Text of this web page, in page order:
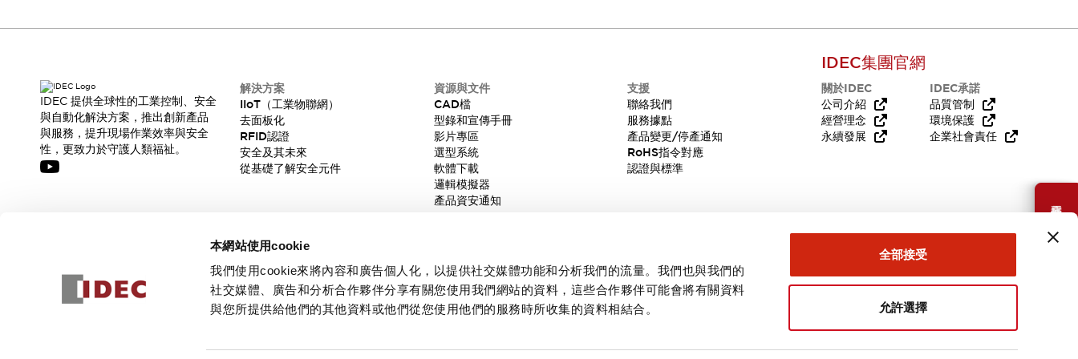
本網站使用cookie
我們使用cookie來將內容和廣告個人化，以提供社交媒體功能和分析我們的流量。我們也與我們的
社交媒體、廣告和分析合作夥伴分享有關您使用我們網站的資料，這些合作夥伴可能會將有關資料
與您所提供給他們的其他資料或他們從您使用他們的服務時所收集的資料相結合。
全部接受
允許選擇
需要幫助嗎？
IDEC 提供全球性的工業控制、安全
與自動化解決方案，推出創新產品
與服務，提升現場作業效率與安全
性，更致力於守護人類福祉。
解決方案
IIoT（工業物聯網）
去面板化
RFID認證
安全及其未來
從基礎了解安全元件
資源與文件
CAD檔
型錄和宣傳手冊
影片專區
選型系統
軟體下載
邏輯模擬器
產品資安通知
支援
聯絡我們
服務據點
產品變更/停產通知
RoHS指令對應
認證與標準
IDEC集團官網
關於IDEC
公司介紹
經營理念
永續發展
IDEC承諾
品質管制
環境保護
企業社會責任
訂閱
隱私權政策使用條款 台灣